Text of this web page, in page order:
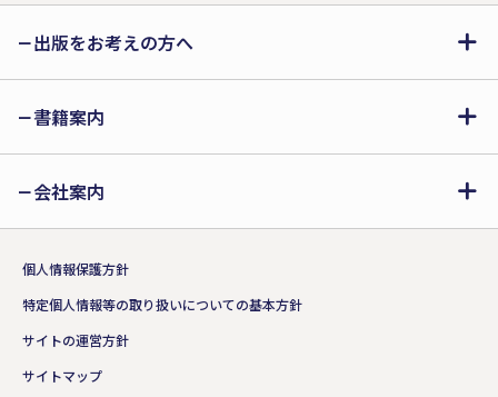
出版をお考えの方へ
書籍案内
会社案内
個人情報保護方針
特定個人情報等の取り扱いについての基本方針
サイトの運営方針
サイトマップ